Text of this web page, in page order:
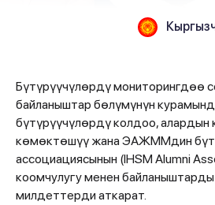
Бүтүрүүчүлөрдү мониторингдөө
байланыштар бөлүмүнүн
бүтүрүүчүлөрдү колдоо, алардын
көмөктөшүү жана ЭАЖММдин
ассоциациясынын (IHSM Alumni
коомчулугу менен
милдеттерди аткарат.